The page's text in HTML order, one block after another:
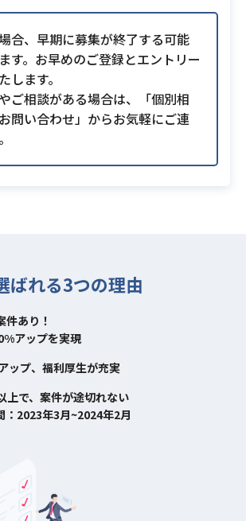
合、早期に募集が終了する可能
す。お早めのご登録とエントリー
します。
ご相談がある場合は、「個別相
問い合わせ」からお気軽にご連
ばれる3つの理由
件あり！
アップを実現
ップ、福利厚生が充実
上で、案件が途切れない
2023年3月~2024年2月